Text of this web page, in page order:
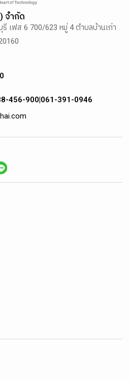
จำกัด
เฟส 6 700/623 หมู่ 4 ตำบลบ้านเก่า
456-900|061-391-0946